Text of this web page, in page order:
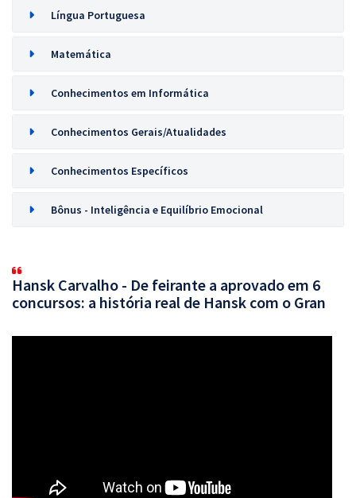
Língua Portuguesa
Matemática
Conhecimentos em Informática
Conhecimentos Gerais/Atualidades
Conhecimentos Específicos
Bônus - Inteligência e Equilíbrio Emocional
Hansk Carvalho - De feirante a aprovado em 6
concursos: a história real de Hansk com o Gran